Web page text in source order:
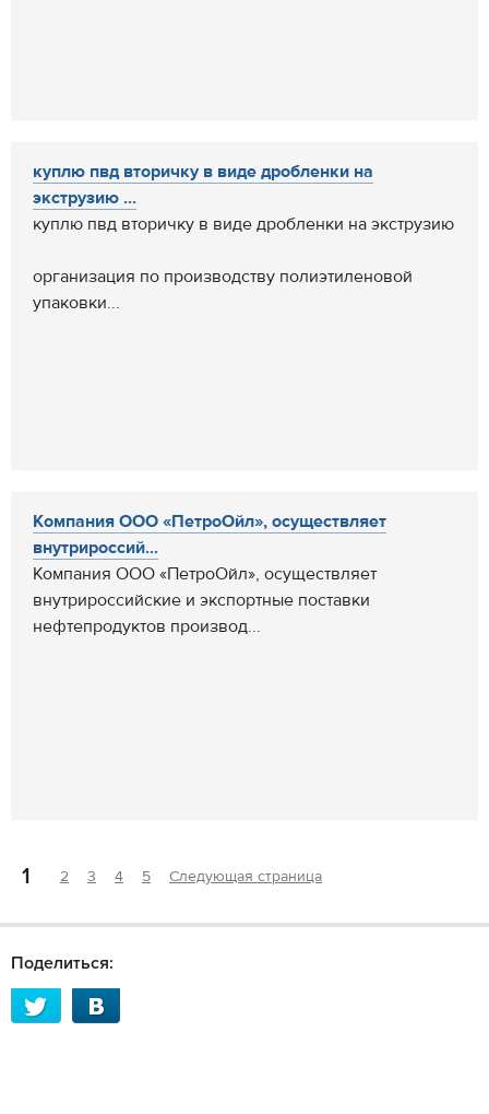
куплю пвд вторичку в виде дробленки на
экструзию ...
куплю пвд вторичку в виде дробленки на экструзию
организация по производству полиэтиленовой
упаковки...
Компания ООО «ПетроОйл», осуществляет
внутрироссий...
Компания ООО «ПетроОйл», осуществляет
внутрироссийские и экспортные поставки
нефтепродуктов производ...
1 2 3 4 5 Следующая страница
Поделиться: